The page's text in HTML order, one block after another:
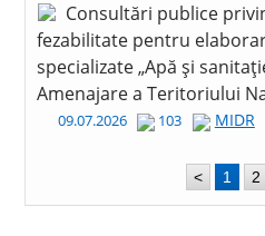
Consultări publice
fezabilitate pentru
specializate „Apă și
Amenajare a Teritoriului
09.07.2026 103 MIDR
< 1 2